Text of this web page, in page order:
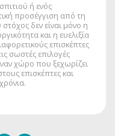
ή ενός
προσέγγιση από τη
δεν είναι μόνο η
και η ευελιξία
επισκέπτες
σωστές επιλογές
χώρο που ξεχωρίζει
επισκέπτες και